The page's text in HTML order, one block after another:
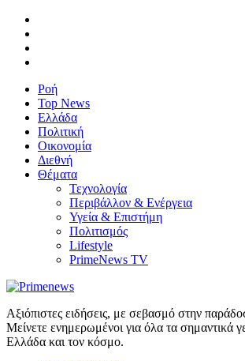
Ροή
Top News
Ελλάδα
Πολιτική
Οικονομία
Διεθνή
Θέματα
Τεχνολογία
Περιβάλλον & Ενέργεια
Υγεία & Επιστήμη
Πολιτισμός
Lifestyle
PrimeNews TV
Αξιόπιστες ειδήσεις, με σεβασμό στην
Μείνετε ενημερωμένοι για όλα τα σημαντικά
Ελλάδα και τον κόσμο.